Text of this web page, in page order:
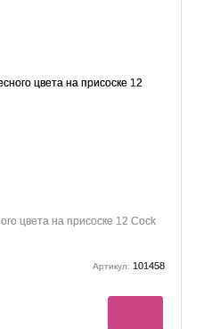
цвета на присоске 12 Cock
Артикул: 101458